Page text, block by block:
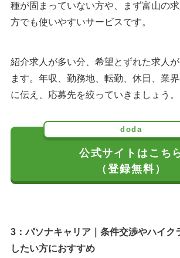
種が固まっていない方や、まず富山の
方でも使いやすいサービスです。
紹介求人が多い分、希望とずれた求人
ます。年収、勤務地、転勤、休日、業
に伝え、応募先を絞っていきましょう。
doda
公式サイトはこち
（登録無料）
3：パソナキャリア｜条件交渉やハイク
したい方におすすめ